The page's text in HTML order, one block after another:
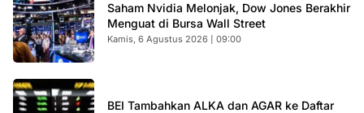
Saham Nvidia Melonjak, Dow Jones Berakhir
Menguat di Bursa Wall Street
Kamis, 6 Agustus 2026 | 09:00
BEI Tambahkan ALKA dan AGAR ke Daftar